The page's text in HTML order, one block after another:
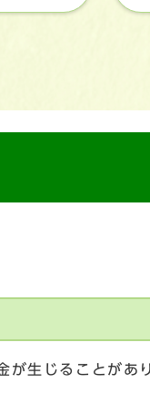
が生じることがあ